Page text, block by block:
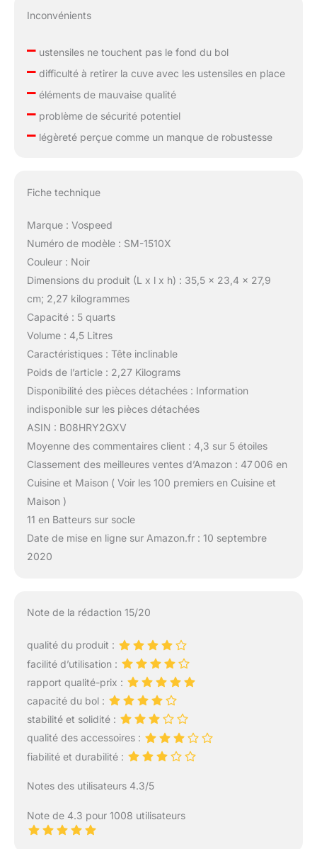
Inconvénients
–ustensiles ne touchent pas le fond du bol
–difficulté à retirer la cuve avec les ustensiles en place
–éléments de mauvaise qualité
–problème de sécurité potentiel
–légèreté perçue comme un manque de robustesse
Fiche technique
Marque : Vospeed
Numéro de modèle : SM-1510X
Couleur : Noir
Dimensions du produit (L x l x h) : 35,5 x 23,4 x 27,9
cm; 2,27 kilogrammes
Capacité : 5 quarts
Volume : 4,5 Litres
Caractéristiques : Tête inclinable
Poids de l’article : 2,27 Kilograms
Disponibilité des pièces détachées : Information
indisponible sur les pièces détachées
ASIN : B08HRY2GXV
Moyenne des commentaires client : 4,3 sur 5 étoiles
Classement des meilleures ventes d’Amazon : 47 006 en
Cuisine et Maison ( Voir les 100 premiers en Cuisine et
Maison )
11 en Batteurs sur socle
Date de mise en ligne sur Amazon.fr : 10 septembre
2020
Note de la rédaction 15/20
qualité du produit :
facilité d’utilisation :
rapport qualité-prix :
capacité du bol :
stabilité et solidité :
qualité des accessoires :
fiabilité et durabilité :
Notes des utilisateurs 4.3/5
Note de 4.3 pour 1008 utilisateurs